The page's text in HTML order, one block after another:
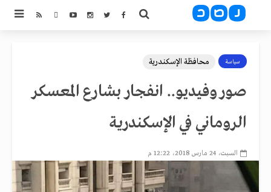
سياسة محافظة الإسكندرية
صور وفيديو.. انفجار بشارع المعسكر
الروماني في الإسكندرية
السبت، 24 مارس 2018، 12:22 م